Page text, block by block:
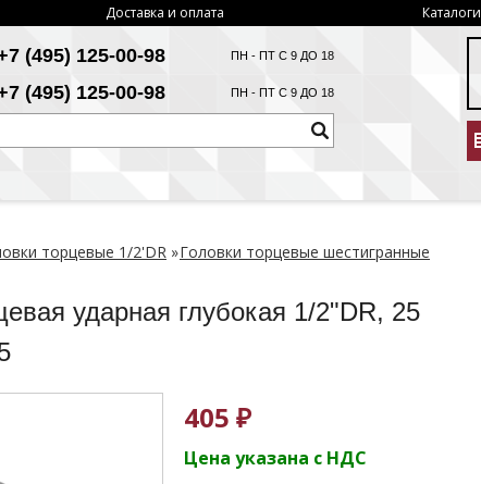
Доставка и оплата Каталоги
(495) 125-00-98 ПН - ПТ С 9 ДО 18
(495) 125-00-98 ПН - ПТ С 9 ДО 18
торцевые 1/2'DR »Головки торцевые шестигранные
ударная глубокая 1/2"DR, 25
405 ₽
Цена указана с НДС